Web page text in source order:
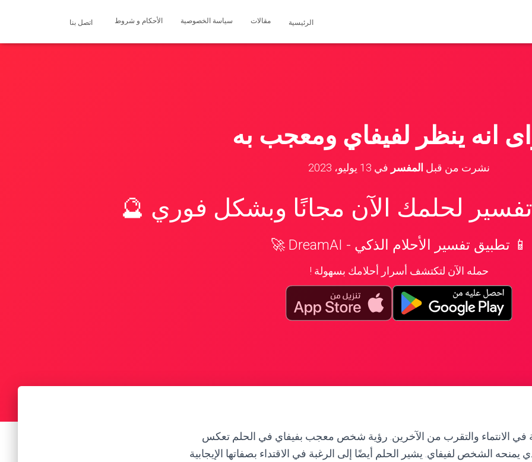
الرئيسية مقالات سياسة الخصوصية الأحكام و شروط اتصل بنا
انه ينظر لفيفاي ومعجب به
نشرت من قبل المفسر في 13 يوليو، 2023
لحلمك الآن مجانًا وبشكل فوري 🔮
📱 تطبيق تفسير الأحلام الذكي - DreamAI 🚀
حمله الآن لتكتشف أسرار أحلامك بسهولة !
في الانتماء والتقرب من الآخرين. رؤية شخص معجب بفيفاي في الحلم تعكس
يمنحه الشخص لفيفاي. يشير الحلم أيضًا إلى الرغبة في الاقتداء بصفاتها الإيجابية